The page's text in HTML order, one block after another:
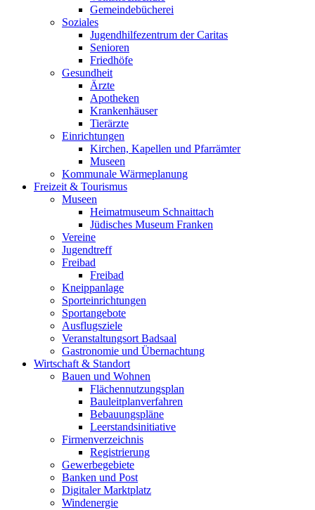
Gemeindebücherei
Soziales
Jugendhilfezentrum der Caritas
Senioren
Friedhöfe
Gesundheit
Ärzte
Apotheken
Krankenhäuser
Tierärzte
Einrichtungen
Kirchen, Kapellen und Pfarrämter
Museen
Kommunale Wärmeplanung
Freizeit & Tourismus
Museen
Heimatmuseum Schnaittach
Jüdisches Museum Franken
Vereine
Jugendtreff
Freibad
Freibad
Kneippanlage
Sporteinrichtungen
Sportangebote
Ausflugsziele
Veranstaltungsort Badsaal
Gastronomie und Übernachtung
Wirtschaft & Standort
Bauen und Wohnen
Flächennutzungsplan
Bauleitplanverfahren
Bebauungspläne
Leerstandsinitiative
Firmenverzeichnis
Registrierung
Gewerbegebiete
Banken und Post
Digitaler Marktplatz
Windenergie